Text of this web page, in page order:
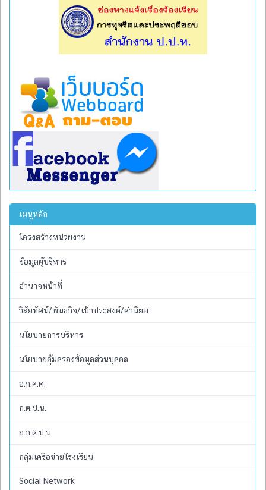
เมนูหลัก
โครงสร้างหน่วยงาน
ข้อมูลผู้บริหาร
อำนาจหน้าที่
วิสัยทัศน์/พันธกิจ/เป้าประสงค์/ค่านิยม
นโยบายการบริหาร
นโยบายคุ้มครองข้อมูลส่วนบุคคล
อ.ก.ค.ศ.
ก.ต.ป.น.
อ.ก.ต.ป.น.
กลุ่มเครือข่ายโรงเรียน
Social Network